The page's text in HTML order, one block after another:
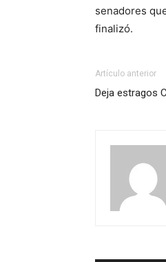
senadores
finalizó.
Artículo anterior
Deja estragos